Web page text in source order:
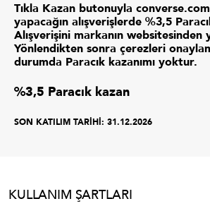
Tıkla Kazan butonuyla
yapacağın alışverişlerde %3,5
Alışverişini markanın websitesinden
Yönlendikten sonra çerezleri
durumda Paracık kazanımı yoktur.
%3,5 Paracık kazan
SON KATILIM TARİHİ: 31.12.2026
KULLANIM ŞARTLARI